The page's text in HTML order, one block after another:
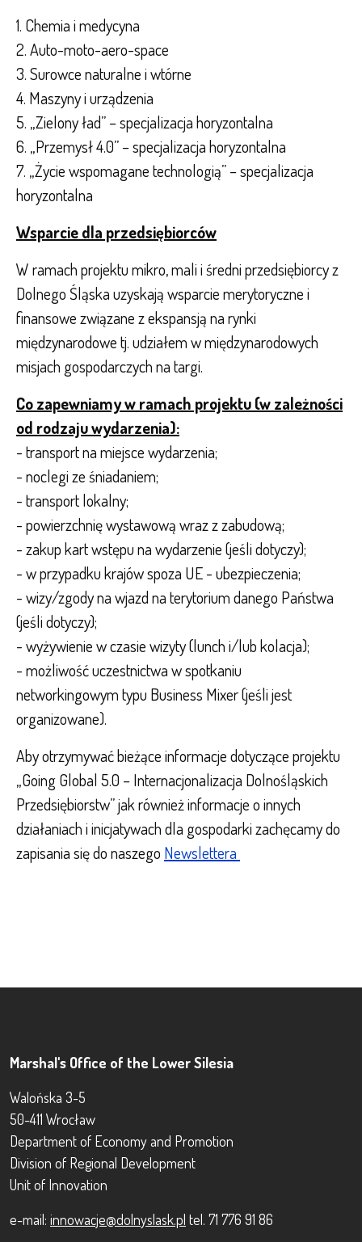
1. Chemia i medycyna
2. Auto-moto-aero-space
3. Surowce naturalne i wtórne
4. Maszyny i urządzenia
5. „Zielony ład” – specjalizacja horyzontalna
6. „Przemysł 4.0” – specjalizacja horyzontalna
7. „Życie wspomagane technologią” – specjalizacja
horyzontalna
Wsparcie dla przedsiębiorców
W ramach projektu mikro, mali i średni przedsiębiorcy z
Dolnego Śląska uzyskają wsparcie merytoryczne i
finansowe związane z ekspansją na rynki
międzynarodowe tj. udziałem w międzynarodowych
misjach gospodarczych na targi.
Co zapewniamy w ramach projektu (w zależności
od rodzaju wydarzenia):
- transport na miejsce wydarzenia;
- noclegi ze śniadaniem;
- transport lokalny;
- powierzchnię wystawową wraz z zabudową;
- zakup kart wstępu na wydarzenie (jeśli dotyczy);
- w przypadku krajów spoza UE - ubezpieczenia;
- wizy/zgody na wjazd na terytorium danego Państwa
(jeśli dotyczy);
- wyżywienie w czasie wizyty (lunch i/lub kolacja);
- możliwość uczestnictwa w spotkaniu
networkingowym typu Business Mixer (jeśli jest
organizowane).
Aby otrzymywać bieżące informacje dotyczące projektu
„Going Global 5.0 – Internacjonalizacja Dolnośląskich
Przedsiębiorstw” jak również informacje o innych
działaniach i inicjatywach dla gospodarki zachęcamy do
zapisania się do naszego Newslettera
Marshal's Office of the Lower Silesia
Walońska 3-5
50-411 Wrocław
Department of Economy and Promotion
Division of Regional Development
Unit of Innovation
e-mail: innowacje@dolnyslask.pl tel. 71 776 91 86